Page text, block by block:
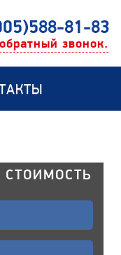
81-83
обратный звонок.
СТОИМОСТЬ